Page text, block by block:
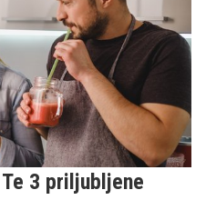
3 priljubljene